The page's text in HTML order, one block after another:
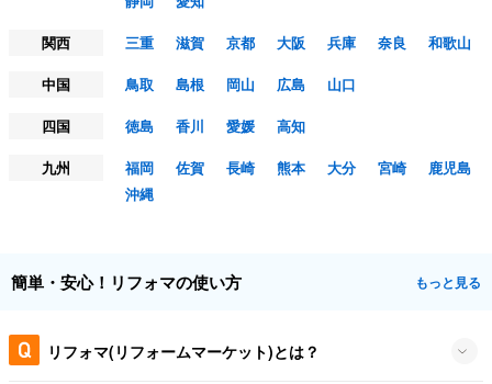
関西
三重 滋賀 京都 大阪 兵庫 奈良
和歌山
中国
鳥取 島根 岡山 広島
山口
四国
徳島 香川 愛媛
高知
九州
福岡 佐賀 長崎 熊本 大分 宮崎
鹿児島
沖縄
簡単・安心！リフォマの使い方 もっと見る
リフォマ(リフォームマーケット)とは？